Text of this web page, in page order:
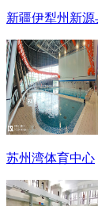
新疆伊犁州新
苏州湾体育中心